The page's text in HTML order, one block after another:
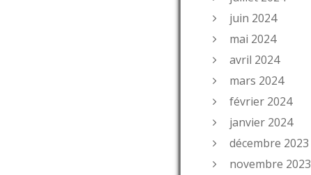
juin 2024
mai 2024
avril 2024
mars 2024
février 2024
janvier 2024
décembre 2023
novembre 2023